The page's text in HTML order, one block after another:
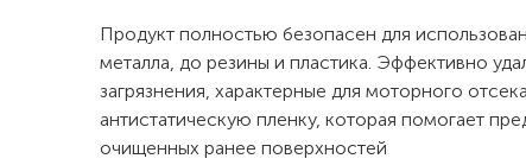
Продукт полностью безопасен для
металла, до резины и пластика. Эффективно
загрязнения, характерные для моторного
антистатическую пленку, которая помогает
очищенных ранее поверхностей